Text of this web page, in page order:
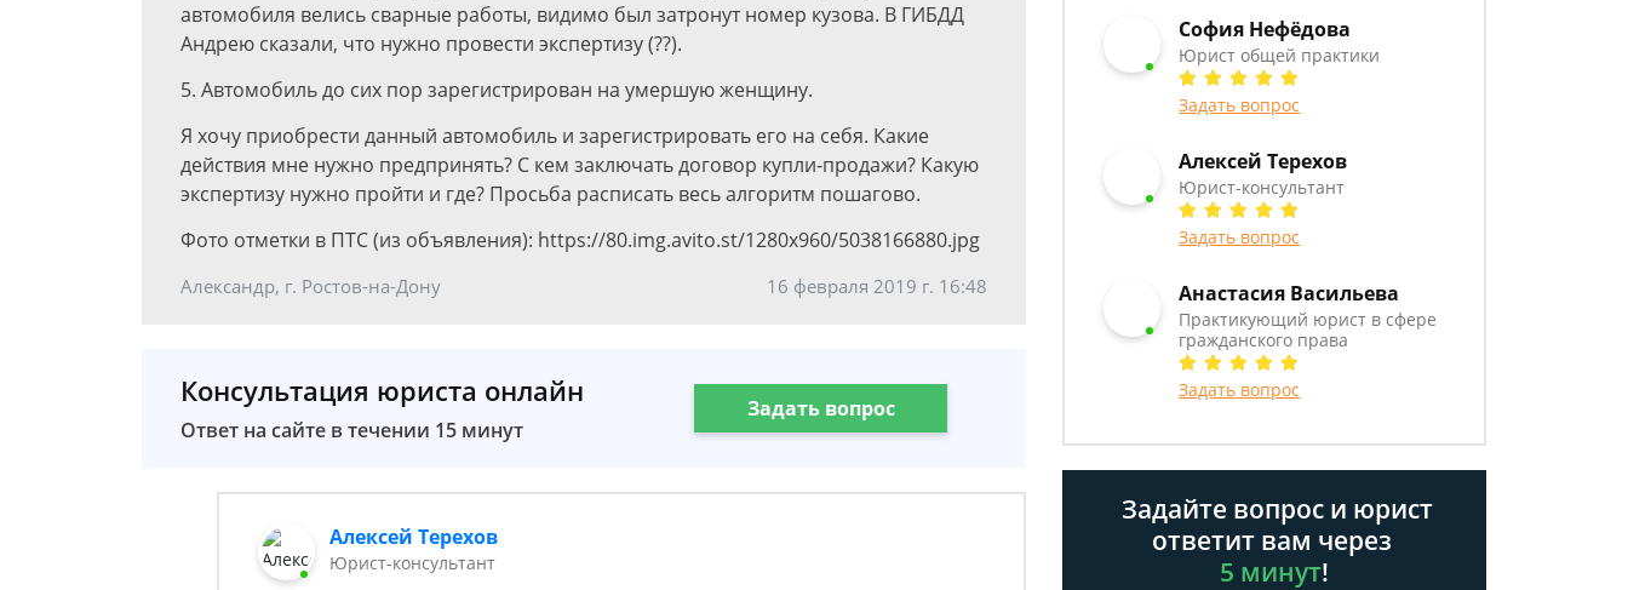
автомобиля велись сварные работы, видимо был затронут номер кузова. В ГИБДД
Андрею сказали, что нужно провести экспертизу (??).
5. Автомобиль до сих пор зарегистрирован на умершую женщину.
Я хочу приобрести данный автомобиль и зарегистрировать его на себя. Какие
действия мне нужно предпринять? С кем заключать договор купли-продажи? Какую
экспертизу нужно пройти и где? Просьба расписать весь алгоритм пошагово.
Фото отметки в ПТС (из объявления): https://80.img.avito.st/1280x960/5038166880.jpg
Александр, г. Ростов-на-Дону 16 февраля 2019 г. 16:48
Консультация юриста онлайн
Ответ на сайте в течении 15 минут
Задать вопрос
Алексей Терехов
Юрист-консультант
София Нефёдова
Юрист общей практики
Задать вопрос
Алексей Терехов
Юрист-консультант
Задать вопрос
Анастасия Васильева
Практикующий юрист в сфере
гражданского права
Задать вопрос
Задайте вопрос и юрист
ответит вам через
5 минут!